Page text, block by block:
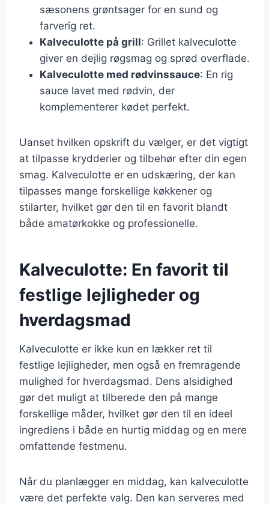
sæsonens grøntsager for en sund og
farverig ret.
Kalveculotte på grill: Grillet kalveculotte
giver en dejlig røgsmag og sprød overflade.
Kalveculotte med rødvinssauce: En rig
sauce lavet med rødvin, der
komplementerer kødet perfekt.
Uanset hvilken opskrift du vælger, er det vigtigt
at tilpasse krydderier og tilbehør efter din egen
smag. Kalveculotte er en udskæring, der kan
tilpasses mange forskellige køkkener og
stilarter, hvilket gør den til en favorit blandt
både amatørkokke og professionelle.
Kalveculotte: En favorit til
festlige lejligheder og
hverdagsmad
Kalveculotte er ikke kun en lækker ret til
festlige lejligheder, men også en fremragende
mulighed for hverdagsmad. Dens alsidighed
gør det muligt at tilberede den på mange
forskellige måder, hvilket gør den til en ideel
ingrediens i både en hurtig middag og en mere
omfattende festmenu.
Når du planlægger en middag, kan kalveculotte
være det perfekte valg. Den kan serveres med